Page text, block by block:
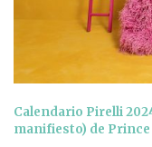
Calendario Pirelli
manifiesto) de Prince